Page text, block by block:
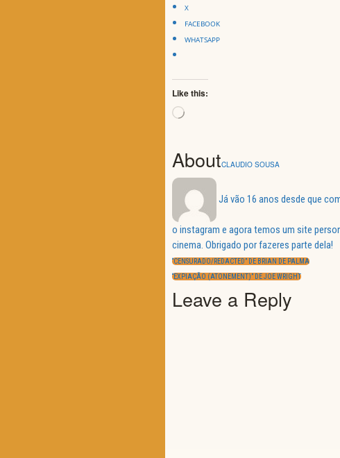
X
FACEBOOK
WHATSAPP
Like this:
Loading…
AboutCLAUDIO SOUSA
Já vão 16 anos desde que
o instagram e agora temos um site
cinema. Obrigado por fazeres parte dela!
Navegação
de
artigos
PREVIOUS
“CENSURADO/REDACTED” DE BRIAN DE PALMA
NEXT
“EXPIAÇÃO (ATONEMENT)” DE JOE WRIGHT
Leave a Reply